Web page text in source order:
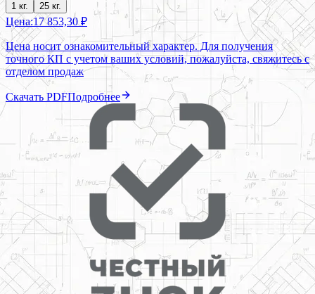
1 кг. 25 кг.
Цена:17 853,30 ₽
Цена носит ознакомительный характер. Для получения
точного КП с учетом ваших условий, пожалуйста, свяжитесь с
отделом продаж
Скачать PDFПодробнее